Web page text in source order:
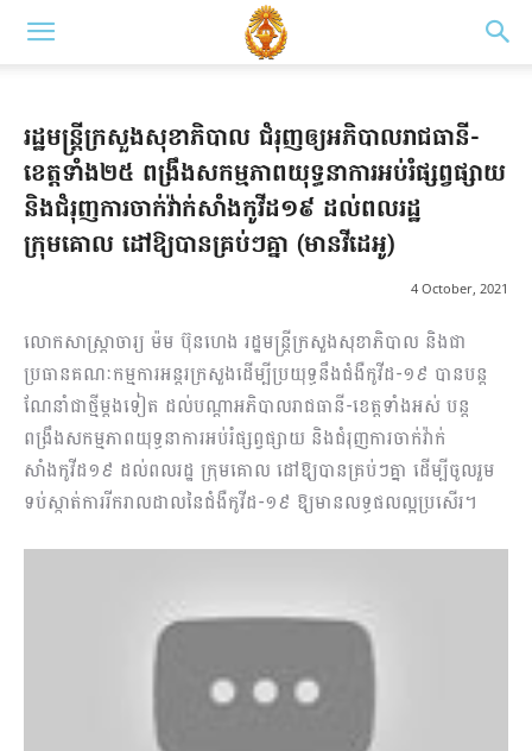
រដ្ឋមន្ត្រីក្រសួងសុខាភិបាល ជំរុញឲ្យអភិបាលរាជធានី-
ខេត្តទាំង២៥ ពង្រឹងសកម្មភាពយុទ្ធនាការអប់រំផ្សព្វផ្សាយ
និងជំរុញការចាក់វ៉ាក់សាំងកូវីដ១៩ ដល់ពលរដ្ឋ
ក្រុមគោល ដៅឱ្យបានគ្រប់ៗគ្នា (មានវីដេអូ)
4 October, 2021
លោកសាស្រ្តាចារ្យ ម៉ម ប៊ុនហេង រដ្ឋមន្ត្រីក្រសួងសុខាភិបាល និងជា
ប្រធានគណៈកម្មការអន្តរក្រសួងដើម្បីប្រយុទ្ធនឹងជំងឺកូវីដ-១៩ បានបន្ត
ណែនាំជាថ្មីម្ដងទៀត ដល់បណ្ដាអភិបាលរាជធានី-ខេត្តទាំងអស់ បន្ត
ពង្រឹងសកម្មភាពយុទ្ធនាការអប់រំផ្សព្វផ្សាយ និងជំរុញការចាក់វ៉ាក់
សាំងកូវីដ១៩ ដល់ពលរដ្ឋ ក្រុមគោល ដៅឱ្យបានគ្រប់ៗគ្នា ដើម្បីចូលរួម
ទប់ស្កាត់ការរីករាលដាលនៃជំងឺកូវីដ-១៩ ឱ្យមានលទ្ធផលល្អប្រសើរ។